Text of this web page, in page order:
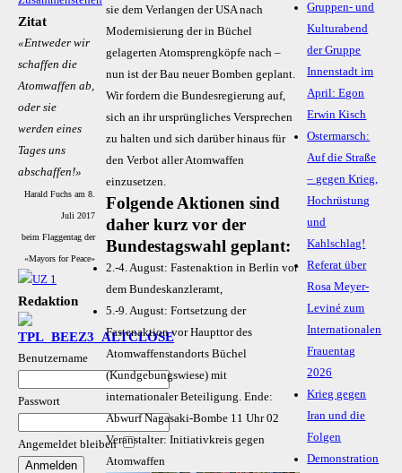
Zitat
«Entweder wir
schaffen die
Atomwaffen ab,
oder sie
werden eines
Tages uns
abschaffen!»
Harald Fuchs am 8.
Juli 2017
beim Flaggentag der
«Mayors for Peace»
Redaktion
Benutzername
Passwort
Angemeldet bleiben
sie dem Verlangen der USA nach
Modernisierung der in Büchel
gelagerten Atomsprengköpfe nach –
nun ist der Bau neuer Bomben geplant.
Wir fordern die Bundesregierung auf,
sich an ihr ursprüngliches Versprechen
zu halten und sich darüber hinaus für
den Verbot aller Atomwaffen
einzusetzen.
Folgende Aktionen sind
daher kurz vor der
Bundestagswahl geplant:
2.-4. August: Fastenaktion in Berlin vor
dem Bundeskanzleramt,
5.-9. August: Fortsetzung der
Fastenaktion vor Haupttor des
Atomwaffenstandorts Büchel
(Kundgebungswiese) mit
internationaler Beteiligung. Ende:
Abwurf Nagasaki-Bombe 11 Uhr 02
Veranstalter: Initiativkreis gegen
Atomwaffen
Gruppen- und
Kulturabend
der Gruppe
Innenstadt im
April: Egon
Erwin Kisch
Ostermarsch:
Auf die Straße
– gegen Krieg,
Hochrüstung
und
Kahlschlag!
Referat über
Rosa Meyer-
Leviné zum
Internationalen
Frauentag
2026
Krieg gegen
Iran und die
Folgen
Demonstration